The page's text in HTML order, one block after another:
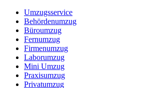
Umzugsservice
Behördenumzug
Büroumzug
Fernumzug
Firmenumzug
Laborumzug
Mini Umzug
Praxisumzug
Privatumzug